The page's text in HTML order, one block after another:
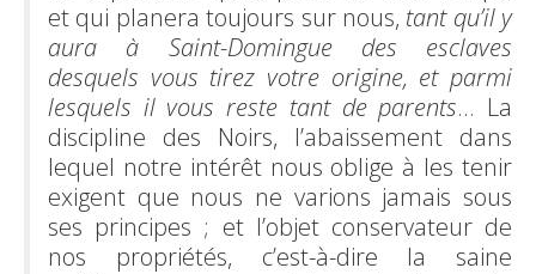
et qui planera toujours sur nous, tant qu’il y
aura à Saint-Domingue des esclaves
desquels vous tirez votre origine, et parmi
lesquels il vous reste tant de parents... La
discipline des Noirs, l’abaissement dans
lequel notre intérêt nous oblige à les tenir
exigent que nous ne varions jamais sous
ses principes ; et l’objet conservateur de
nos propriétés, c’est-à-dire la saine